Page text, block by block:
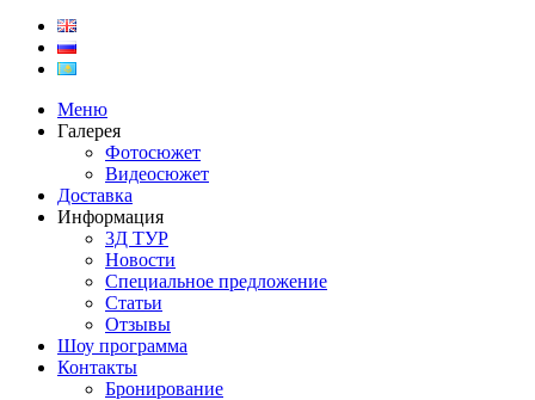
Меню
Галерея
Фотосюжет
Видеосюжет
Доставка
Информация
3Д ТУР
Новости
Cпециальное предложение
Статьи
Отзывы
Шоу программа
Контакты
Бронирование